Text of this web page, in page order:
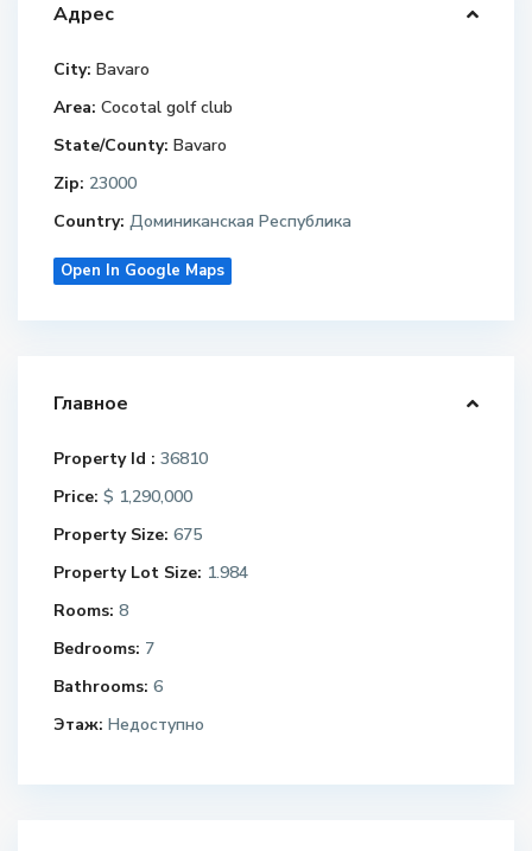
Адрес
City: Bavaro
Area: Cocotal golf club
State/County: Bavaro
Zip: 23000
Country: Доминиканская Республика
Open In Google Maps
Главное
Property Id : 36810
Price: $ 1,290,000
Property Size: 675
Property Lot Size: 1.984
Rooms: 8
Bedrooms: 7
Bathrooms: 6
Этаж: Недоступно